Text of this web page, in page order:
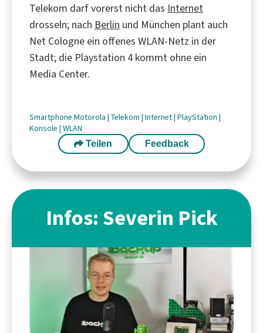
Telekom darf vorerst nicht das Internet
drosseln; nach Berlin und München plant auch
Net Cologne ein offenes WLAN-Netz in der
Stadt; die Playstation 4 kommt ohne ein
Media Center.
Smartphone Motorola | Telekom | Internet| PlayStation |
Konsole | WLAN
Teilen Feedback
Infos: Severin Pick